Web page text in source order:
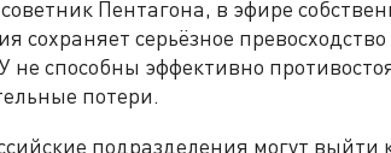
Пентагона, в эфире
сохраняет серьёзное
не способны эффективно
потери.
подразделения могут выйти